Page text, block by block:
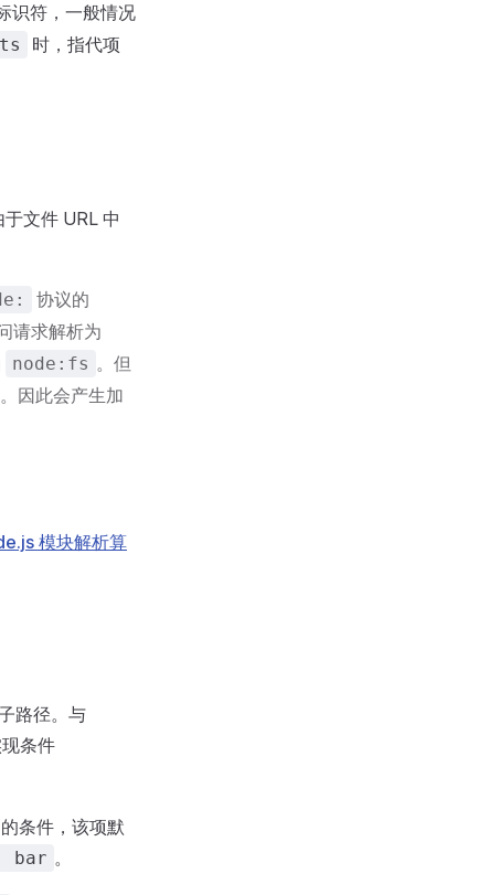
识符，一般情况
时，指代项
于文件 URL 中
协议的
请求解析为
node:fs 。但
因此会产生加
模块解析算
路径。与
现条件
条件，该项默
bar 。